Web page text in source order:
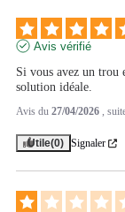
Avis vérifié
Si vous avez un trou
solution idéale.
Avis du 27/04/2026 ,
Utile(0) Signaler